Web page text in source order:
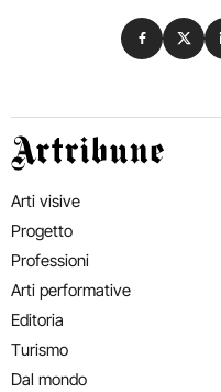
Condividi
Artribune
Arti visive
Progetto
Professioni
Arti performative
Editoria
Turismo
Dal mondo